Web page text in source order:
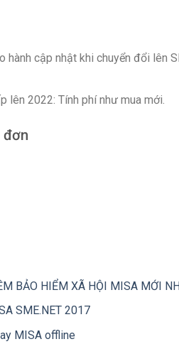
hành cập nhật khi chuyển đổi lên
lên 2022: Tính phí như mua mới.
đơn
BẢO HIỂM XÃ HỘI MISA MỚI
SME.NET 2017
MISA offline